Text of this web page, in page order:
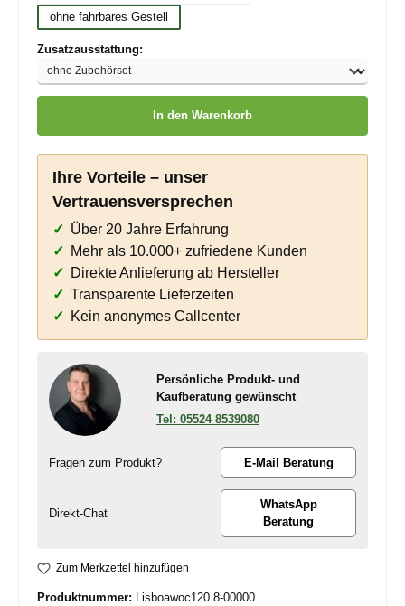
ohne fahrbares Gestell
Zusatzausstattung:
In den Warenkorb
Ihre Vorteile – unser
Vertrauensversprechen
Über 20 Jahre Erfahrung
Mehr als 10.000+ zufriedene Kunden
Direkte Anlieferung ab Hersteller
Transparente Lieferzeiten
Kein anonymes Callcenter
Persönliche Produkt- und
Kaufberatung gewünscht
05524 8539080
Fragen zum Produkt? E-Mail Beratung
Direkt-Chat
WhatsApp
Beratung
Zum Merkzettel hinzufügen
Produktnummer: Lisboawoc120.8-00000